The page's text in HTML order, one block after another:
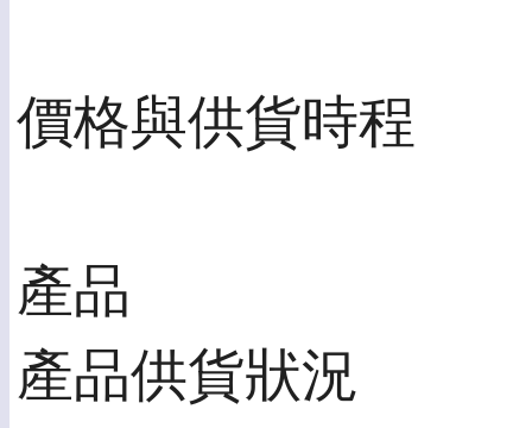
價格與供貨時程
產品
產品供貨狀況